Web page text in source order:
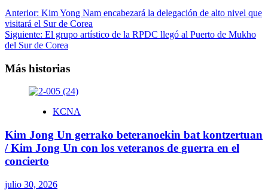
Navegación
de
entradas
Anterior: Kim Yong Nam encabezará la delegación de alto nivel que
visitará el Sur de Corea
Siguiente: El grupo artístico de la RPDC llegó al Puerto de Mukho
del Sur de Corea
Más historias
KCNA
Kim Jong Un gerrako beteranoekin bat kontzertuan
/ Kim Jong Un con los veteranos de guerra en el
concierto
julio 30, 2026